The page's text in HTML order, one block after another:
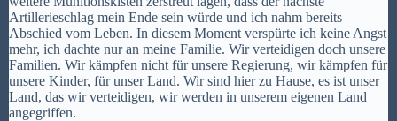
Artillerieschlag mein Ende sein würde und ich nahm bereits
Abschied vom Leben. In diesem Moment verspürte ich keine Angst
mehr, ich dachte nur an meine Familie. Wir verteidigen doch unsere
Familien. Wir kämpfen nicht für unsere Regierung, wir kämpfen für
unsere Kinder, für unser Land. Wir sind hier zu Hause, es ist unser
Land, das wir verteidigen, wir werden in unserem eigenen Land
angegriffen.